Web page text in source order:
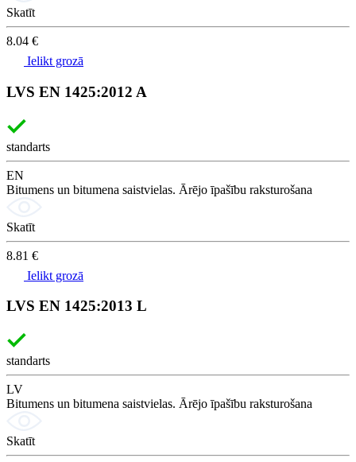
Skatīt
8.04 €
Ielikt grozā
LVS EN 1425:2012 A
standarts
EN
Bitumens un bitumena saistvielas. Ārējo īpašību raksturošana
Skatīt
8.81 €
Ielikt grozā
LVS EN 1425:2013 L
standarts
LV
Bitumens un bitumena saistvielas. Ārējo īpašību raksturošana
Skatīt